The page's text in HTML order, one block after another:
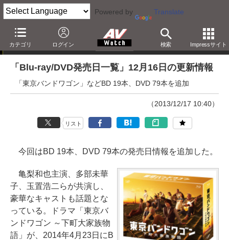
Powered by Translate
カテゴリ ログイン 検索 Impressサイト
「Blu-ray発売日一覧」の更新情報
「Blu-ray/DVD発売日一覧」12月16日の更新情報
「東京バンドワゴン」などBD 19本、DVD 79本を追加
（2013/12/17 10:40）
リスト
今回はBD 19本、DVD 79本の発売日情報を追加した。
亀梨和也主演、多部未華
子、玉置浩二らが共演し、
豪華なキャストも話題とな
っている。ドラマ「東京バ
ンドワゴン ～下町大家族物
語」が、2014年4月23日にB